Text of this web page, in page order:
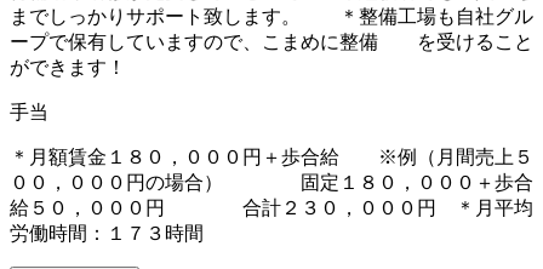
までしっかりサポート致します。 ＊整備工場も自社グル
ープで保有していますので、こまめに整備 を受けること
ができます！
手当
＊月額賃金１８０，０００円＋歩合給 ※例（月間売上５
００，０００円の場合） 固定１８０，０００＋歩合
給５０，０００円 合計２３０，０００円 ＊月平均
労働時間：１７３時間